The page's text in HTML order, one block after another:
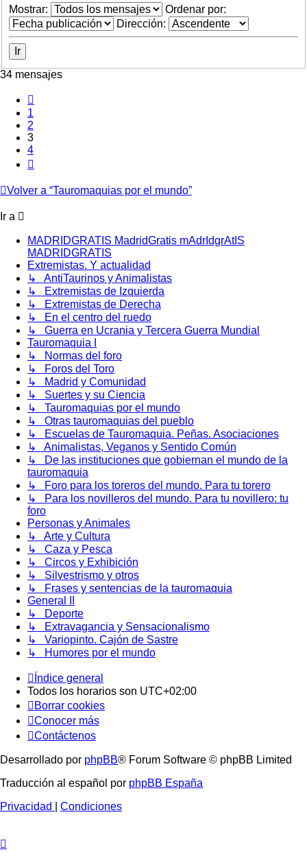
Mostrar:
Ordenar por:
Dirección:
34 mensajes
1
2
3
4
Volver a “Tauromaquias por el mundo”
Ir a
MADRIDGRATIS MadridGratis mAdrIdgrAtIS
MADRIDGRATIS
Extremistas. Y actualidad
↳ AntiTaurinos y Animalistas
↳ Extremistas de Izquierda
↳ Extremistas de Derecha
↳ En el centro del ruedo
↳ Guerra en Ucrania y Tercera Guerra Mundial
Tauromaquia I
↳ Normas del foro
↳ Foros del Toro
↳ Madrid y Comunidad
↳ Suertes y su Ciencia
↳ Tauromaquias por el mundo
↳ Otras tauromaquias del pueblo
↳ Escuelas de Tauromaquia. Peñas. Asociaciones
↳ Animalistas, Veganos y Sentido Común
↳ De las instituciones que gobiernan el mundo de la
tauromaquia
↳ Foro para los toreros del mundo. Para tu torero
↳ Para los novilleros del mundo. Para tu novillero: tu
foro
Personas y Animales
↳ Arte y Cultura
↳ Caza y Pesca
↳ Circos y Exhibición
↳ Silvestrismo y otros
↳ Frases y sentencias de la tauromaquia
General II
↳ Deporte
↳ Extravagancia y Sensacionalismo
↳ Variopinto. Cajón de Sastre
↳ Humores por el mundo
Índice general
Todos los horarios son UTC+02:00
Borrar cookies
Conocer más
Contáctenos
Desarrollado por phpBB® Forum Software © phpBB Limited
Traducción al español por phpBB España
Privacidad
Condiciones